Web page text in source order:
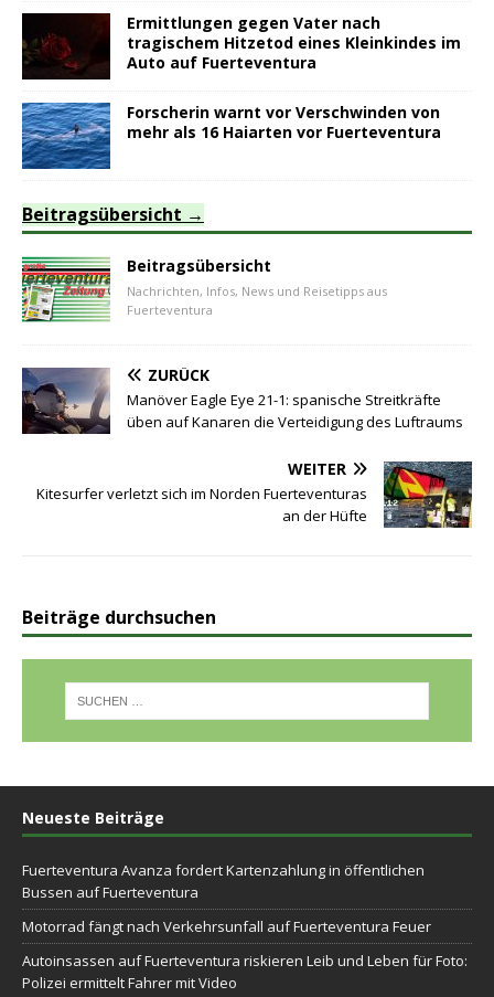
Ermittlungen gegen Vater nach
tragischem Hitzetod eines Kleinkindes im
Auto auf Fuerteventura
Forscherin warnt vor Verschwinden von
mehr als 16 Haiarten vor Fuerteventura
Beitragsübersicht
Beitragsübersicht
Nachrichten, Infos, News und Reisetipps aus
Fuerteventura
ZURÜCK
Manöver Eagle Eye 21-1: spanische Streitkräfte
üben auf Kanaren die Verteidigung des Luftraums
WEITER
Kitesurfer verletzt sich im Norden Fuerteventuras
an der Hüfte
Beiträge durchsuchen
Neueste Beiträge
Fuerteventura Avanza fordert Kartenzahlung in öffentlichen
Bussen auf Fuerteventura
Motorrad fängt nach Verkehrsunfall auf Fuerteventura Feuer
Autoinsassen auf Fuerteventura riskieren Leib und Leben für Foto:
Polizei ermittelt Fahrer mit Video